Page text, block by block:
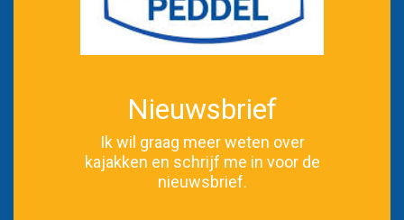
Nieuwsbrief
Ik wil graag meer weten over
kajakken en schrijf me in voor de
nieuwsbrief.